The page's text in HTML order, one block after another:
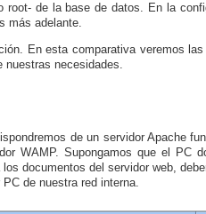
de la base de datos. En la
más adelante.
En esta comparativa veremos
nuestras necesidades.
de un servidor Apache
WAMP. Supongamos que el PC
documentos del servidor web,
de nuestra red interna.